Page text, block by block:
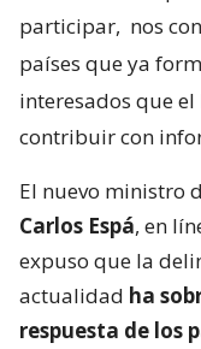
participar, nos
países que ya
interesados que
contribuir con
El nuevo ministro
Carlos Espá, en
expuso que la
actualidad ha
respuesta de los